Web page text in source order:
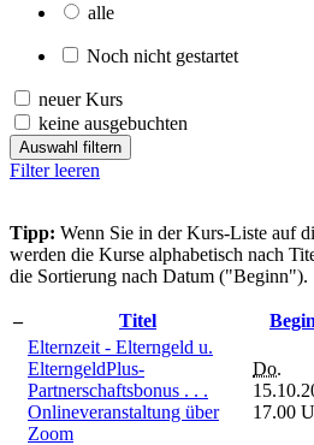
alle
Noch nicht gestartet
neuer Kurs
keine ausgebuchten
Auswahl filtern
Filter leeren
Tipp: Wenn Sie in der Kurs-Liste auf
werden die Kurse alphabetisch nach
die Sortierung nach Datum ("Beginn").
– Titel
Elternzeit - Elterngeld u.
ElterngeldPlus-
Partnerschaftsbonus . . .
Onlineveranstaltung über
Zoom
Do.
17.00